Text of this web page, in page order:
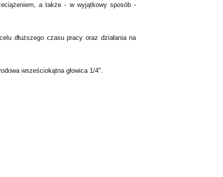
a także - w wyjątkowy sposób -
dłuższego czasu pracy oraz działania na
wsześciokątna głowica 1/4".